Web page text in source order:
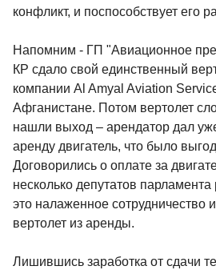
конфликт, и поспособствует его
Напомним - ГП "Авиационное
КР сдало свой единственный
компании Al Amyal Aviation
Афганистане. Потом вертолет
нашли выход – арендатор дал
аренду двигатель, что было
Договорились о оплате за
несколько депутатов
это налаженное сотрудничество
вертолет из аренды.
Лишившись заработка от сдачи